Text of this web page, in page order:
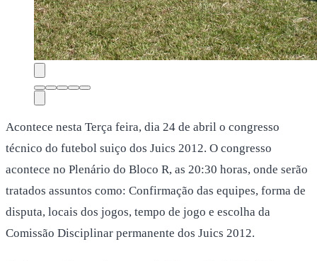
Acontece nesta Terça feira, dia 24 de abril o congresso
técnico do futebol suiço dos Juics 2012. O congresso
acontece no Plenário do Bloco R, as 20:30 horas, onde serão
tratados assuntos como: Confirmação das equipes, forma de
disputa, locais dos jogos, tempo de jogo e escolha da
Comissão Disciplinar permanente dos Juics 2012.